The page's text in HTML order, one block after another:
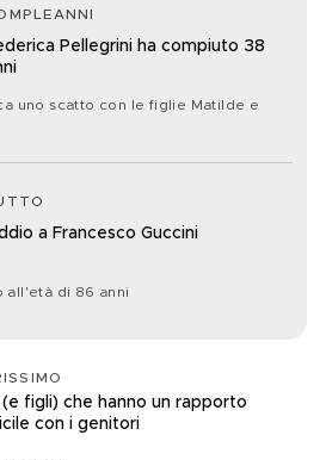
Pellegrini ha compiuto 38
uno scatto con le figlie Matilde e
a Francesco Guccini
all'età di 86 anni
figli) che hanno un rapporto
con i genitori